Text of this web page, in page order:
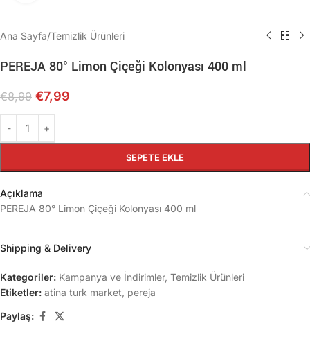
Ana Sayfa/Temizlik Ürünleri
PEREJA 80° Limon Çiçeği Kolonyası 400 ml
€8,99 €7,99
SEPETE EKLE
Açıklama
PEREJA 80° Limon Çiçeği Kolonyası 400 ml
Shipping & Delivery
Kategoriler: Kampanya ve İndirimler, Temizlik Ürünleri
Etiketler: atina turk market pereja
Paylaş: